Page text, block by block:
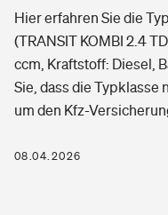
Arbeitsrechtsschutz
Zur Übersicht
Elementarversicherung
Freizeit
Pri­vate Haft­pflicht­
Gesundheit
Private
Hier erfahren Sie die
(TRANSIT KOMBI 2.4
ccm, Kraftstoff: Diesel,
Sie, dass die Typklasse
um den Kfz-
08.04.2026